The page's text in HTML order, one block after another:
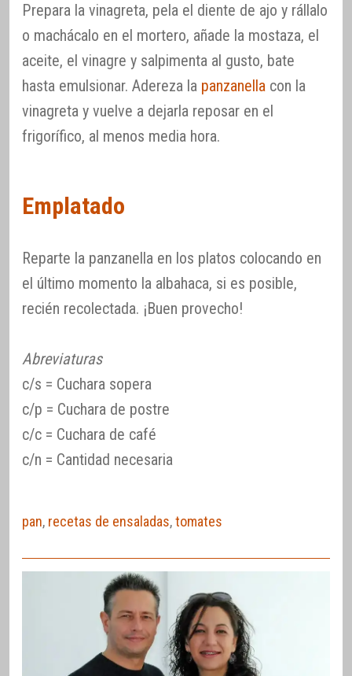
Prepara la vinagreta, pela el diente de ajo y rállalo
o machácalo en el mortero, añade la mostaza, el
aceite, el vinagre y salpimenta al gusto, bate
hasta emulsionar. Adereza la panzanella con la
vinagreta y vuelve a dejarla reposar en el
frigorífico, al menos media hora.
Emplatado
Reparte la panzanella en los platos colocando en
el último momento la albahaca, si es posible,
recién recolectada. ¡Buen provecho!
Abreviaturas
c/s = Cuchara sopera
c/p = Cuchara de postre
c/c = Cuchara de café
c/n = Cantidad necesaria
pan, recetas de ensaladas,tomates